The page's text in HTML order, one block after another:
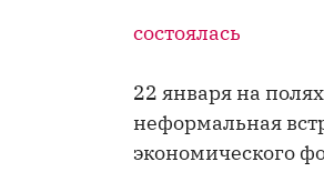
состоялась
22 января на
неформальная
экономического